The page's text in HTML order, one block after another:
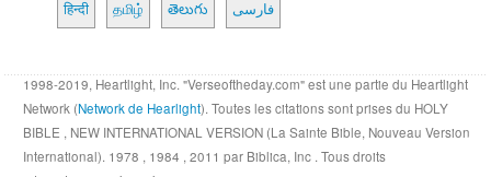
हिन्दी தமிழ் తెలుగు فارسی
1998-2019, Heartlight, Inc. "Verseoftheday.com" est une partie du Heartlight
Network (Network de Hearlight). Toutes les citations sont prises du HOLY
BIBLE , NEW INTERNATIONAL VERSION (La Sainte Bible, Nouveau Version
International). 1978 , 1984 , 2011 par Biblica, Inc . Tous droits